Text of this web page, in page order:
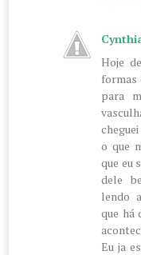
Hoje
formas
para
o que
que eu
dele
lendo
que há
Eu ja